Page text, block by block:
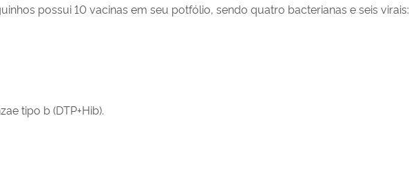
possui 10 vacinas em seu potfólio, sendo quatro bacterianas e seis virais:
tipo b (DTP+Hib).